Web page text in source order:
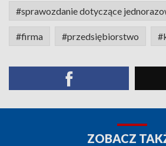
#sprawozdanie dotyczące
#firma #przedsiębiorstwo
ZOBACZ